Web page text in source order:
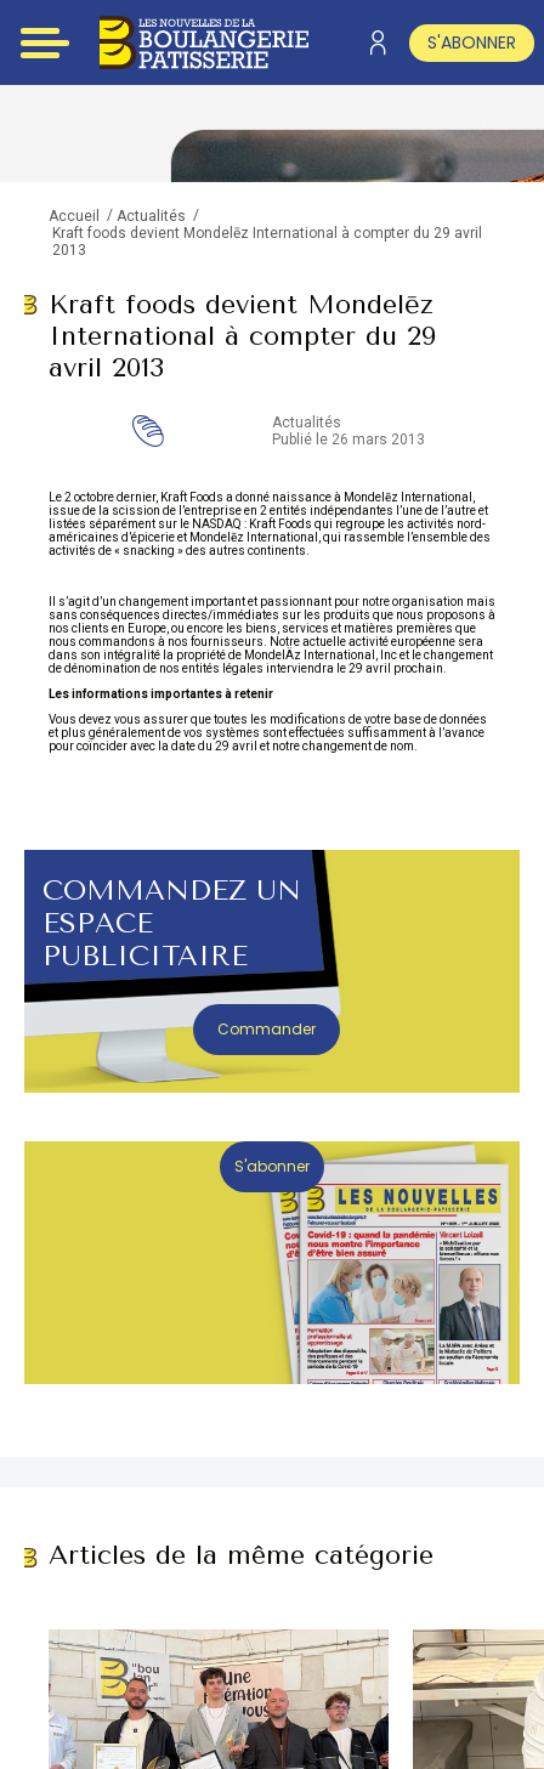
S'ABONNER
Accueil / Actualités /
Kraft foods devient Mondelēz International à compter du 29 avril
2013
Kraft foods devient Mondelēz
International à compter du 29
avril 2013
Actualités
Publié le 26 mars 2013
Le 2 octobre dernier, Kraft Foods a donné naissance à Mondelēz International,
issue de la scission de l’entreprise en 2 entités indépendantes l’une de l’autre et
listées séparément sur le NASDAQ : Kraft Foods qui regroupe les activités nord-
américaines d’épicerie et Mondelēz International, qui rassemble l’ensemble des
activités de « snacking » des autres continents.
Il s’agit d’un changement important et passionnant pour notre organisation mais
sans conséquences directes/immédiates sur les produits que nous proposons à
nos clients en Europe, ou encore les biens, services et matières premières que
nous commandons à nos fournisseurs. Notre actuelle activité européenne sera
dans son intégralité la propriété de MondelÄz International, Inc et le changement
de dénomination de nos entités légales interviendra le 29 avril prochain.
Les informations importantes à retenir
Vous devez vous assurer que toutes les modifications de votre base de données
et plus généralement de vos systèmes sont effectuées suffisamment à l’avance
pour coïncider avec la date du 29 avril et notre changement de nom.
COMMANDEZ UN
ESPACE
PUBLICITAIRE
Commander
S'abonner
Articles de la même catégorie